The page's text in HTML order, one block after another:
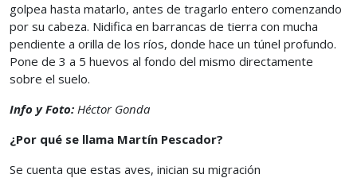
golpea hasta matarlo, antes de tragarlo entero comenzando
por su cabeza. Nidifica en barrancas de tierra con mucha
pendiente a orilla de los ríos, donde hace un túnel profundo.
Pone de 3 a 5 huevos al fondo del mismo directamente
sobre el suelo.
Info y Foto: Héctor Gonda
¿Por qué se llama Martín Pescador?
Se cuenta que estas aves, inician su migración